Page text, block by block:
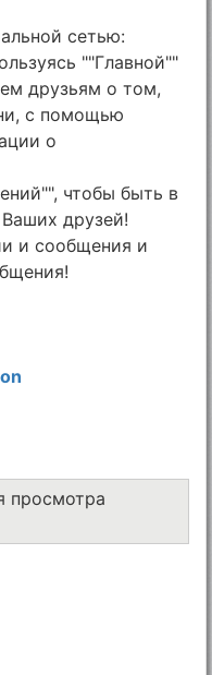
сетью:
""Главной""
друзьям о том,
с помощью
о
чтобы быть в
друзей!
и сообщения и
просмотра